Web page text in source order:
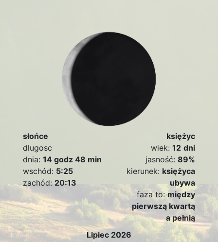
słońce
dlugosc
dnia:14 godz 48 min
wschód: 5:25
zachód:20:13
księżyc
wiek: 12 dni
jasność: 89%
kierunek: księżyca
ubywa
faza to:między
pierwszą kwartą
a pełnią
Lipiec 2026